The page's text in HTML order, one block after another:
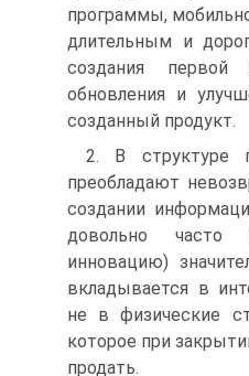
программы,
длительным и
создания первой
обновления и
созданный продукт.
2. В структуре
преобладают
создании
довольно часто
инновацию)
вкладывается в
не в физические
которое при
продать.